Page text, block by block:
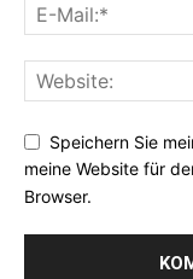
Speichern Sie
meine Website für
Browser.